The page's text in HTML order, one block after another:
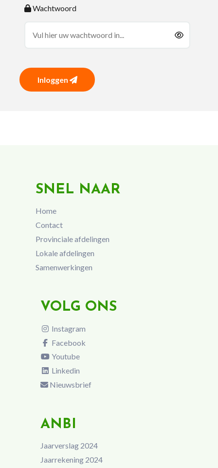
Wachtwoord
Inloggen
SNEL NAAR
Home
Contact
Provinciale afdelingen
Lokale afdelingen
Samenwerkingen
VOLG ONS
Instagram
Facebook
Youtube
Linkedin
Nieuwsbrief
ANBI
Jaarverslag 2024
Jaarrekening 2024